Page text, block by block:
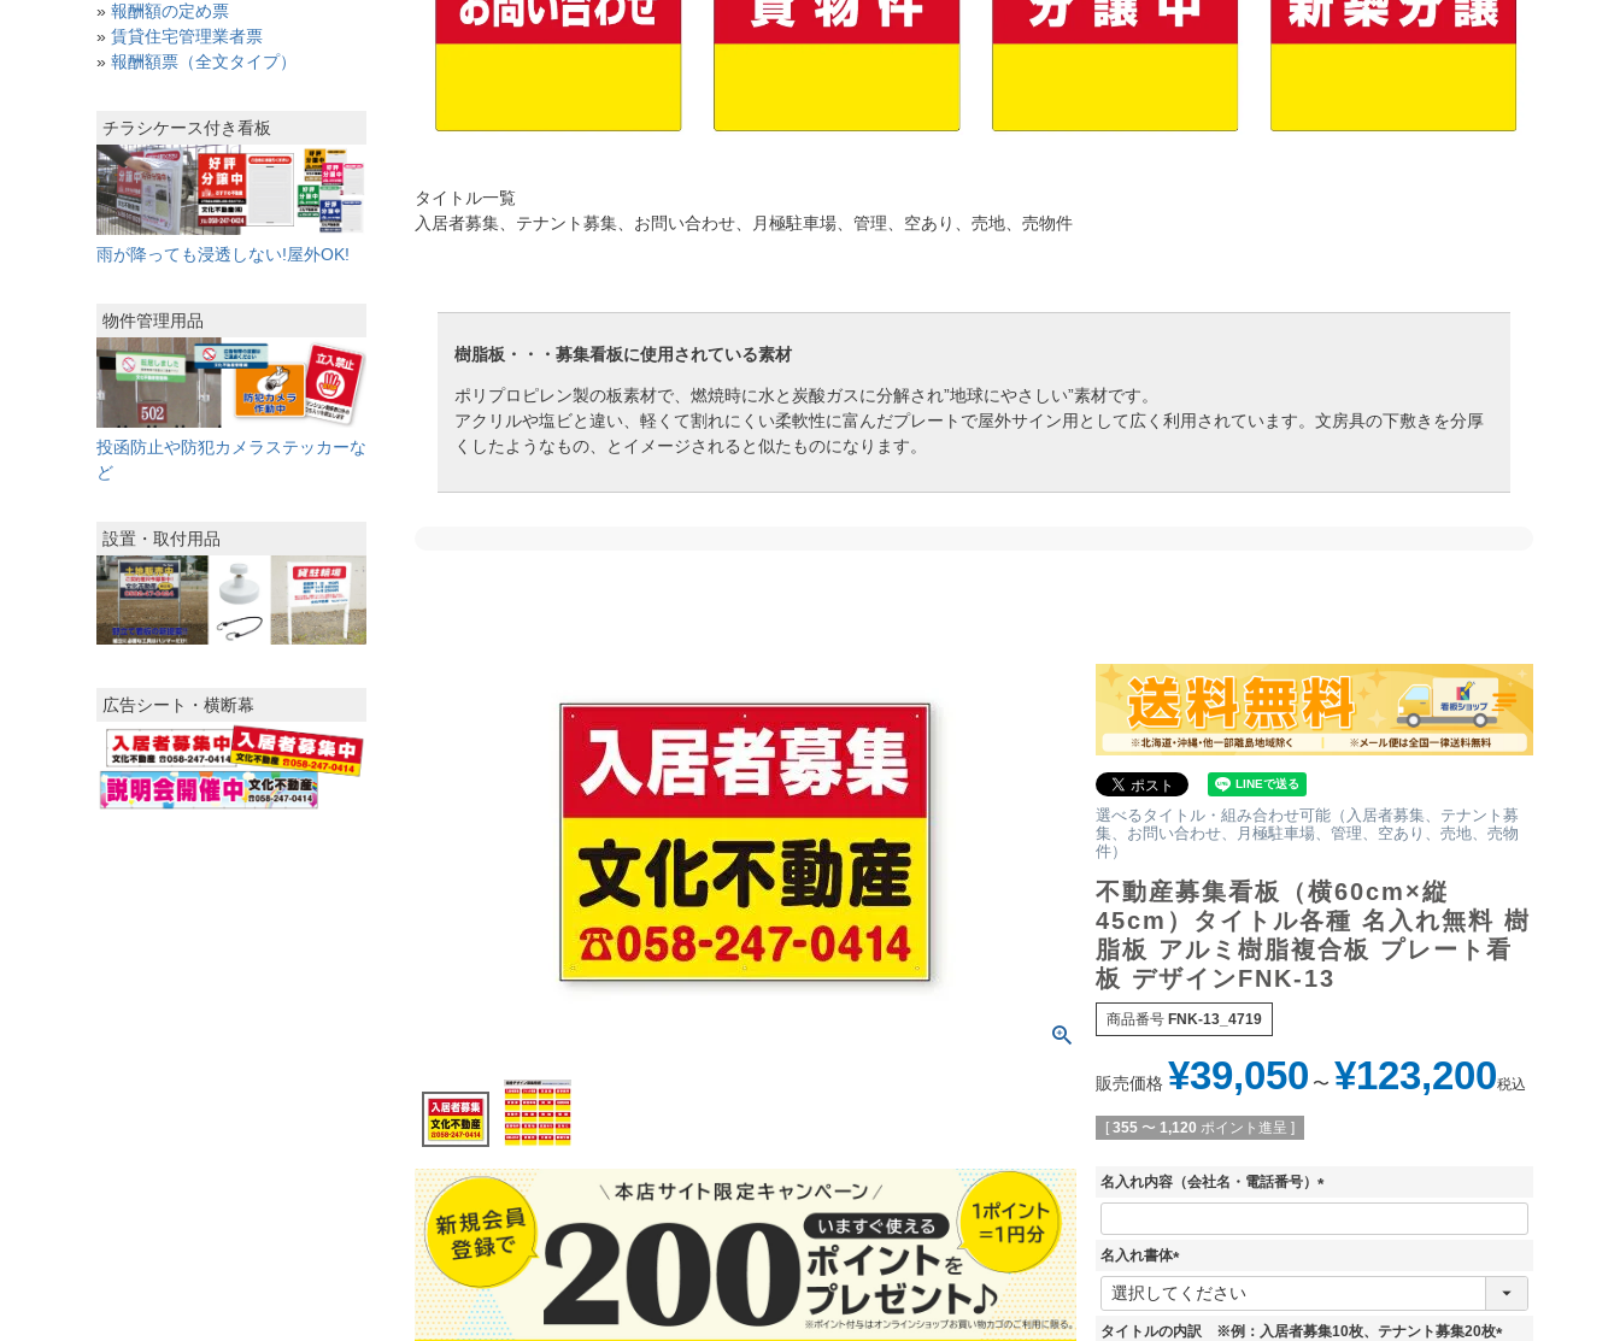
» 報酬額の定め票
» 賃貸住宅管理業者票
» 報酬額票（全文タイプ）
チラシケース付き看板
雨が降っても浸透しない!屋外OK!
物件管理用品
投函防止や防犯カメラステッカーな
ど
設置・取付用品
広告シート・横断幕
タイトル一覧
入居者募集、テナント募集、お問い合わせ、月極駐車場、管理、空あり、売地、売物件
樹脂板・・・募集看板に使用されている素材
ポリプロピレン製の板素材で、燃焼時に水と炭酸ガスに分解され”地球にやさしい”素材です。
アクリルや塩ビと違い、軽くて割れにくい柔軟性に富んだプレートで屋外サイン用として広く利用されています。文房具の下敷きを分厚
くしたようなもの、とイメージされると似たものになります。
選べるタイトル・組み合わせ可能（入居者募集、テナント募
集、お問い合わせ、月極駐車場、管理、空あり、売地、売物
件）
不動産募集看板（横60cm×縦
45cm）タイトル各種 名入れ無料 樹
脂板 アルミ樹脂複合板 プレート看
板 デザインFNK-13
商品番号 FNK-13_4719
販売価格 ¥39,050 〜 ¥123,200税込
[ 355 〜 1,120 ポイント進呈 ]
名入れ内容（会社名・電話番号）
(
必
)
名入れ書体
(
必
須
タイトルの内訳 ※例：入居者募集10枚、テナント募集20枚